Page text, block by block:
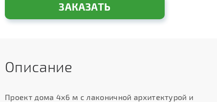
ЗАКАЗАТЬ
Описание
Проект дома 4х6 м с лаконичной архитектурой и